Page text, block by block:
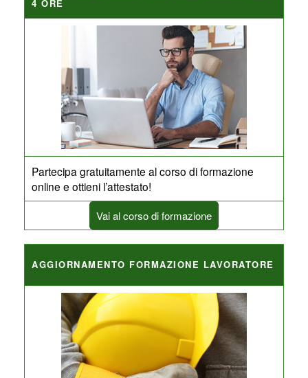
4 ORE
Partecipa gratuitamente al corso di formazione
online e ottieni l’attestato!
Vai al corso di formazione
AGGIORNAMENTO FORMAZIONE LAVORATORE